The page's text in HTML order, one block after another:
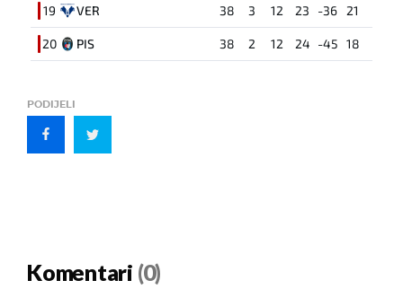
19 VER 38 3 12 23 -36 21
20 PIS 38 2 12 24 -45 18
PODIJELI
Komentari (0)